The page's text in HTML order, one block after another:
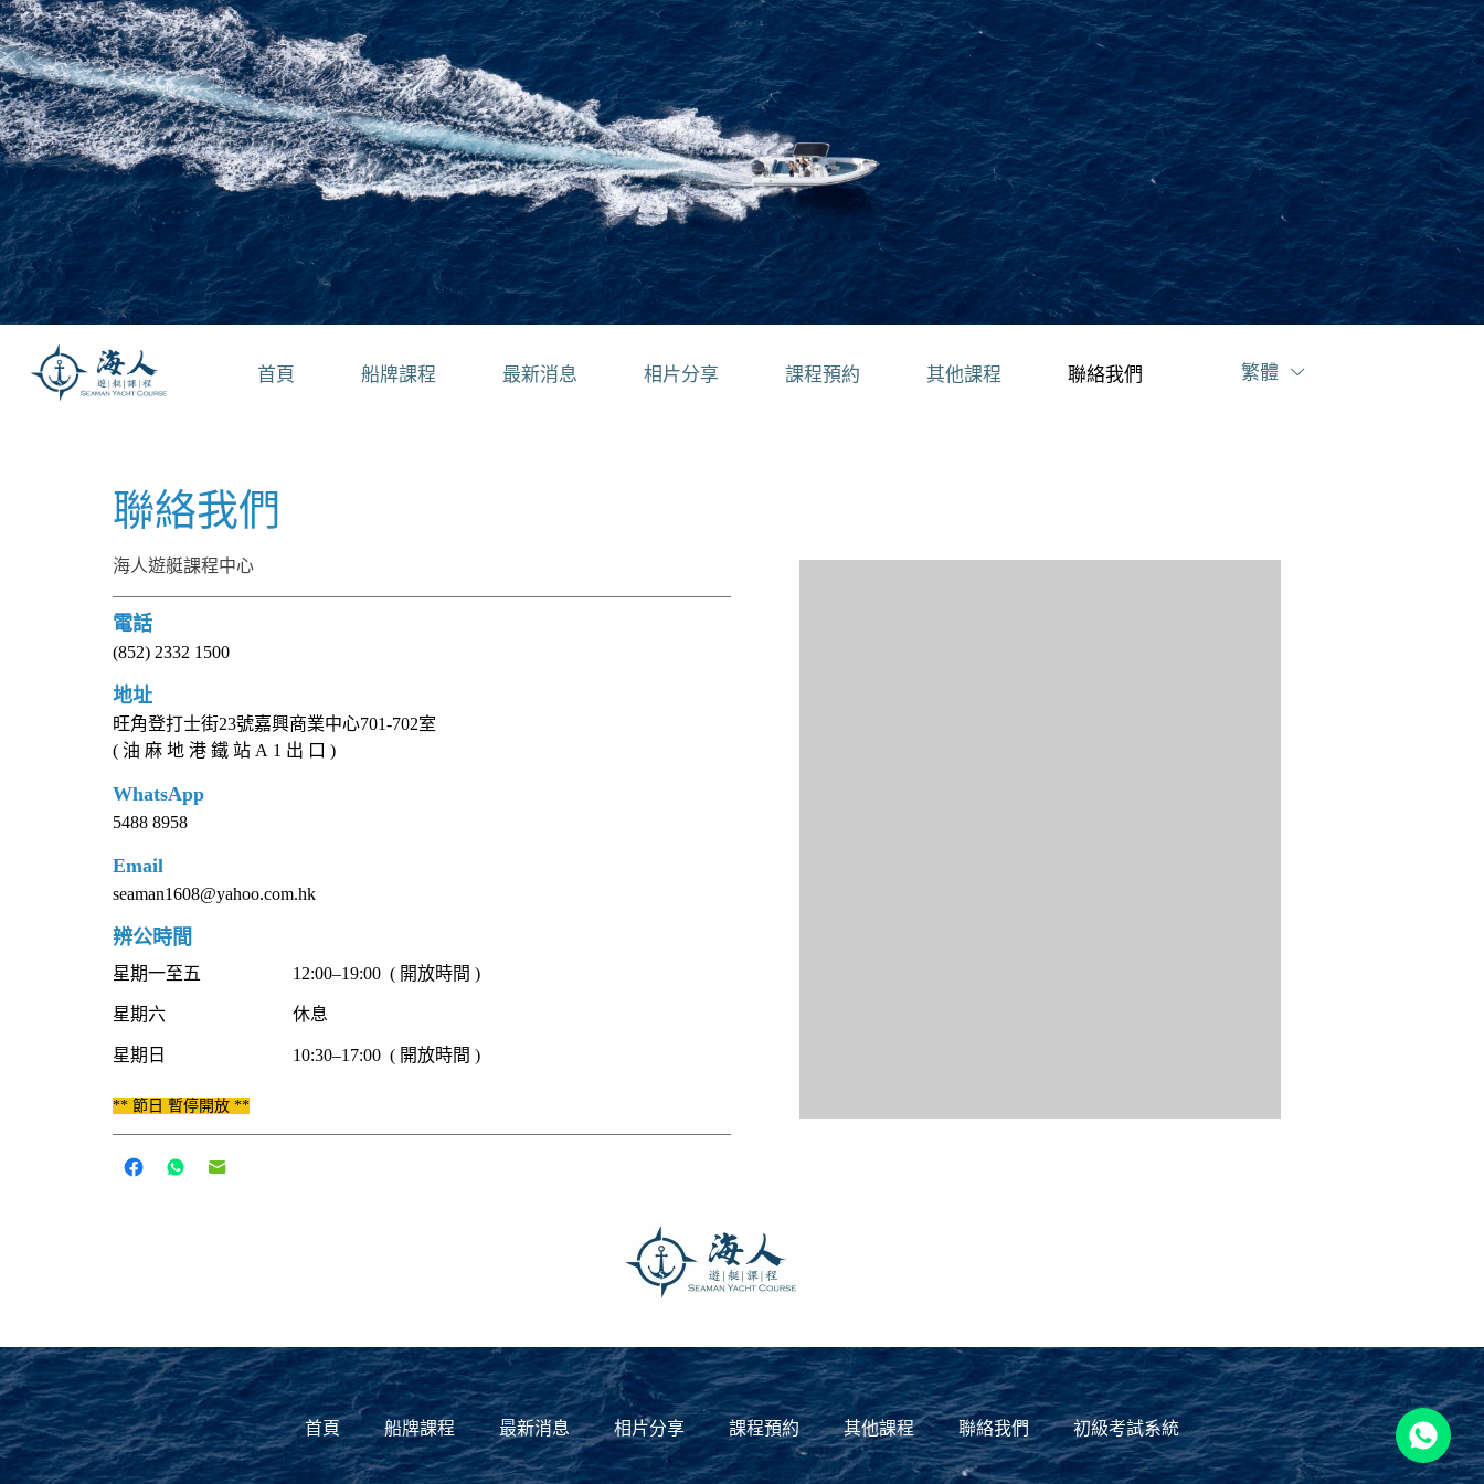
首頁 船牌課程 最新消息 相片分享 課程預約 其他課程 聯絡我們 繁體
聯絡我們
海人遊艇課程中心
電話
(852) 2332 1500
地址
旺角登打士街23號嘉興商業中心701-702室
( 油 麻 地 港 鐵 站 A 1 出 口 )
WhatsApp
5488 8958
Email
seaman1608@yahoo.com.hk
辨公時間
星期一至五 12:00–19:00 ( 開放時間 )
星期六 休息
星期日 10:30–17:00 ( 開放時間 )
** 節日 暫停開放 **
首頁 船牌課程 最新消息 相片分享 課程預約 其他課程 聯絡我們 初級考試系統